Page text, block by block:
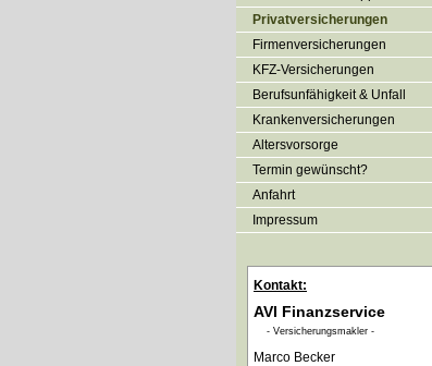
Privatversicherungen
Firmenversicherungen
KFZ-Versicherungen
Berufsunfähigkeit & Unfall
Kranken­ver­si­che­rungen
Alters­vorsorge
Termin gewünscht?
Anfahrt
Impressum
Kontakt:
AVI Finanzservice
- Ver­sicherungs­makler -
Marco Becker